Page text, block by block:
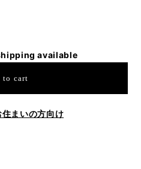
available
to cart
住まいの方向け